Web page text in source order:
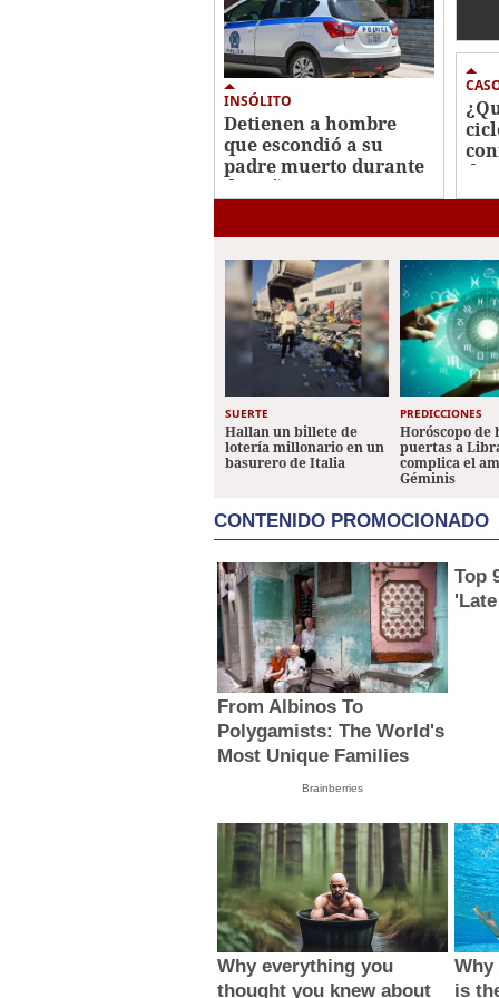
INSÓLITO
Detienen a hombre
que escondió a su
padre muerto durante
dos años en un
SUERTE
Hallan un billete de
lotería millonario en un
basurero de Italia
PREDICCIONES
Horóscopo de
puertas a
complica el
Géminis
CONTENIDO PROMOCIONADO
From Albinos To
Polygamists: The World's
Most Unique Families
Brainberries
Top
Why everything you
thought you knew about
is